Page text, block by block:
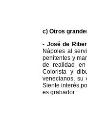
c) Otros
- José de
Nápoles al
penitentes y
de realidad en
Colorista y
venecianos,
Siente interés
es grabador.